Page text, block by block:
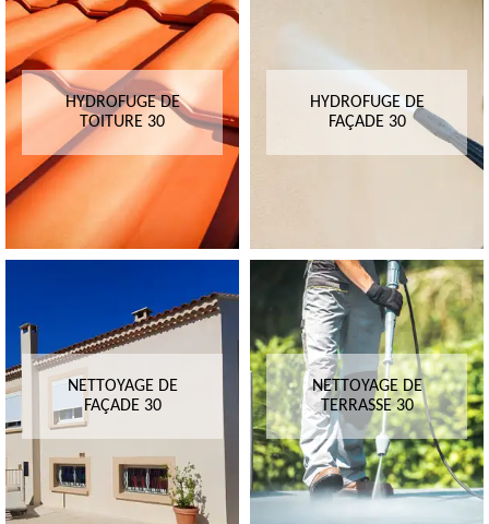
HYDROFUGE DE
TOITURE 30
HYDROFUGE DE
FAÇADE 30
NETTOYAGE DE
FAÇADE 30
NETTOYAGE DE
TERRASSE 30